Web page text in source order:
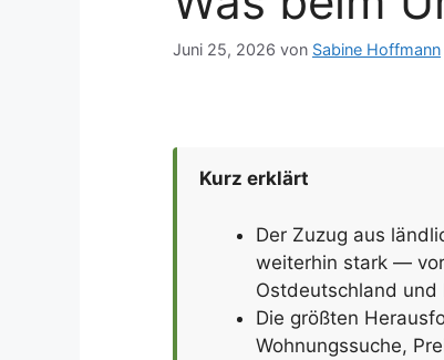
Juni 25, 2026 von Sabine Hoffmann
Kurz erklärt
Der Zuzug aus
weiterhin stark —
Ostdeutschland und
Die größten
Wohnungssuche,